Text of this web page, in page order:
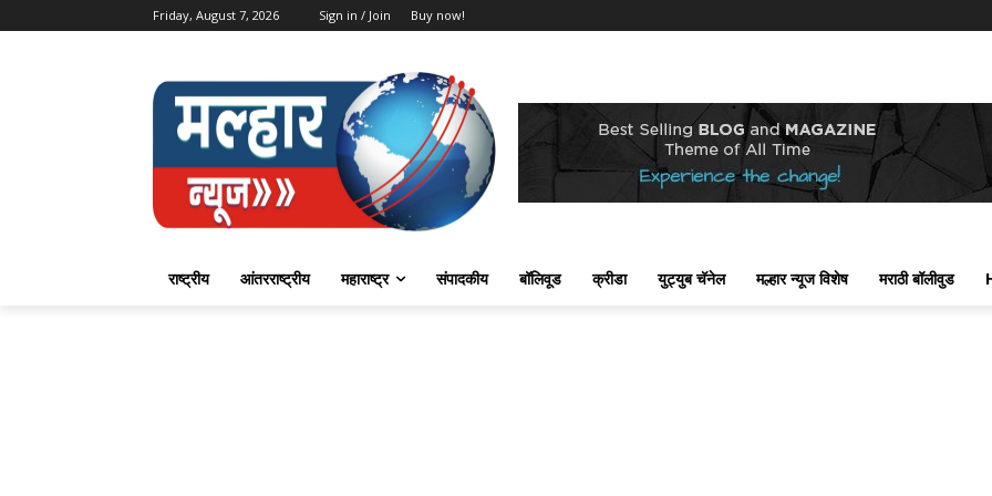
Friday, August 7, 2026 Sign in / Join Buy now!
राष्ट्रीय आंतरराष्ट्रीय महाराष्ट्र संपादकीय बॉलिवूड क्रीडा युट्युब चॅनेल मल्हार न्यूज विशेष मराठी बॉलीवुड